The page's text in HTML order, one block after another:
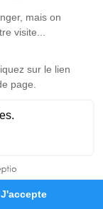
hommage
hommage